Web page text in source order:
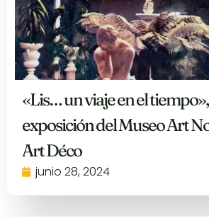
«Lis… un viaje en el
exposición del Museo Art
Art Déco
junio 28, 2024